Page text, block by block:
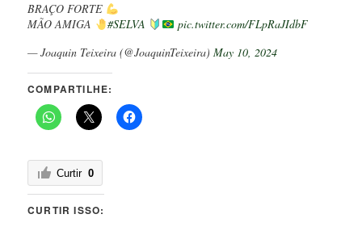
BRAÇO FORTE
MÃO AMIGA
#SELVA
pic.twitter.com/FLpRaJIdbF
— Joaquin Teixeira (@JoaquinTeixeira)May 10, 2024
COMPARTILHE:
Curtir 0
CURTIR ISSO: